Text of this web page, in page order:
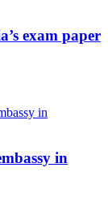
exam paper
in